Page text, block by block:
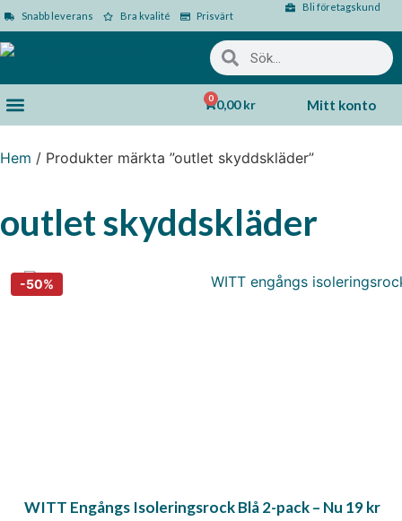
Snabb leverans Bra kvalité Prisvärt
Bli företagskund
0,00kr
0 Mitt konto
Hem / Produkter märkta ”outlet skyddskläder”
outlet skyddskläder
WITT Engångs Isoleringsrock Blå 2-pack – Nu 19 kr